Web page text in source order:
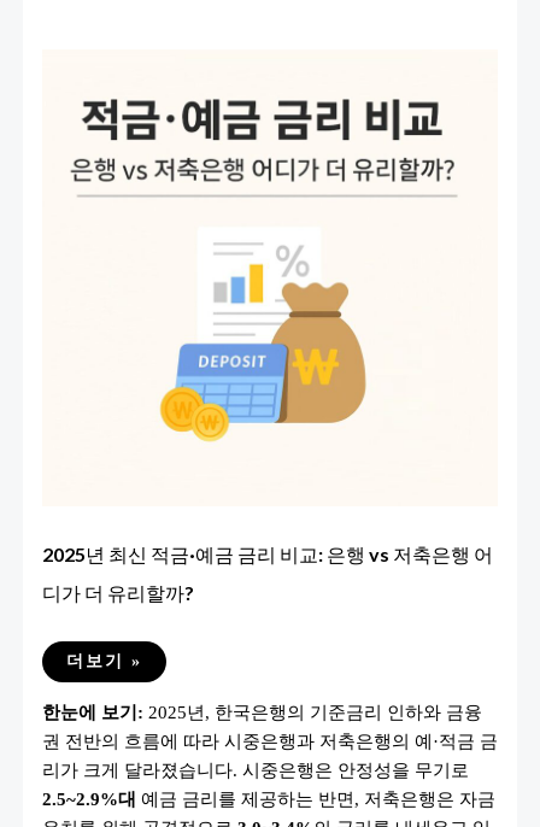
2025년 최신 적금·예금 금리 비교: 은행 vs 저축은행 어
디가 더 유리할까?
2025
신
금
·
예
금
더보기 »
한눈에 보기: 2025년, 한국은행의 기준금리 인하와 금융
권 전반의 흐름에 따라 시중은행과 저축은행의 예·적금 금
리가 크게 달라졌습니다. 시중은행은 안정성을 무기로
2.5~2.9%대 예금 금리를 제공하는 반면, 저축은행은 자금